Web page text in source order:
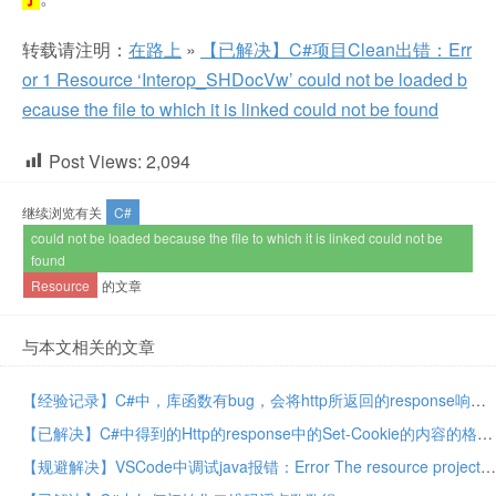
转载请注明： 在路上 »
【已解决】C#项目Clean出错：Err
or 1 Resource ‘Interop_SHDocVw’ could not be loaded b
ecause the file to which it is linked could not be found
Post Views: 2,094
继续浏览有关
C#
could not be loaded because the file to which it is linked could not be
found
Resource
的文章
与本文相关的文章
【经验记录】C#中，库函数有bug，会将http所返回的response响应中的headers头信息中的Set-Cookie值，解析错误，丢失部分cookie
【已解决】C#中得到的Http的response中的Set-Cookie的内容的格式不对/错误/不正确 –> 已实现把Set-Cookie部分的字符串解析为CookieCollection
【规避解决】VSCode中调试java报错：Error The resource projects/�u5�/src java is not testable